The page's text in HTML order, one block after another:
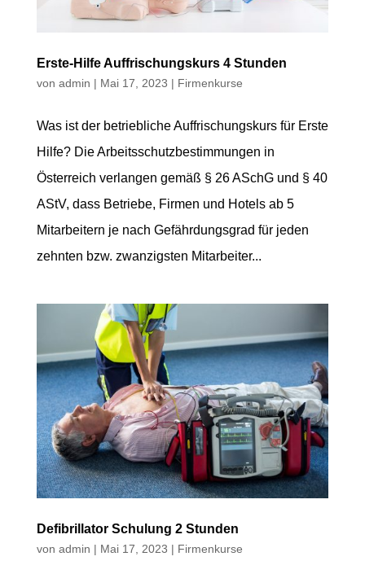
Erste-Hilfe Auffrischungskurs 4 Stunden
von admin | Mai 17, 2023 | Firmenkurse
Was ist der betriebliche Auffrischungskurs für Erste
Hilfe? Die Arbeitsschutzbestimmungen in
Österreich verlangen gemäß § 26 ASchG und § 40
AStV, dass Betriebe, Firmen und Hotels ab 5
Mitarbeitern je nach Gefährdungsgrad für jeden
zehnten bzw. zwanzigsten Mitarbeiter...
Defibrillator Schulung 2 Stunden
von admin | Mai 17, 2023 | Firmenkurse